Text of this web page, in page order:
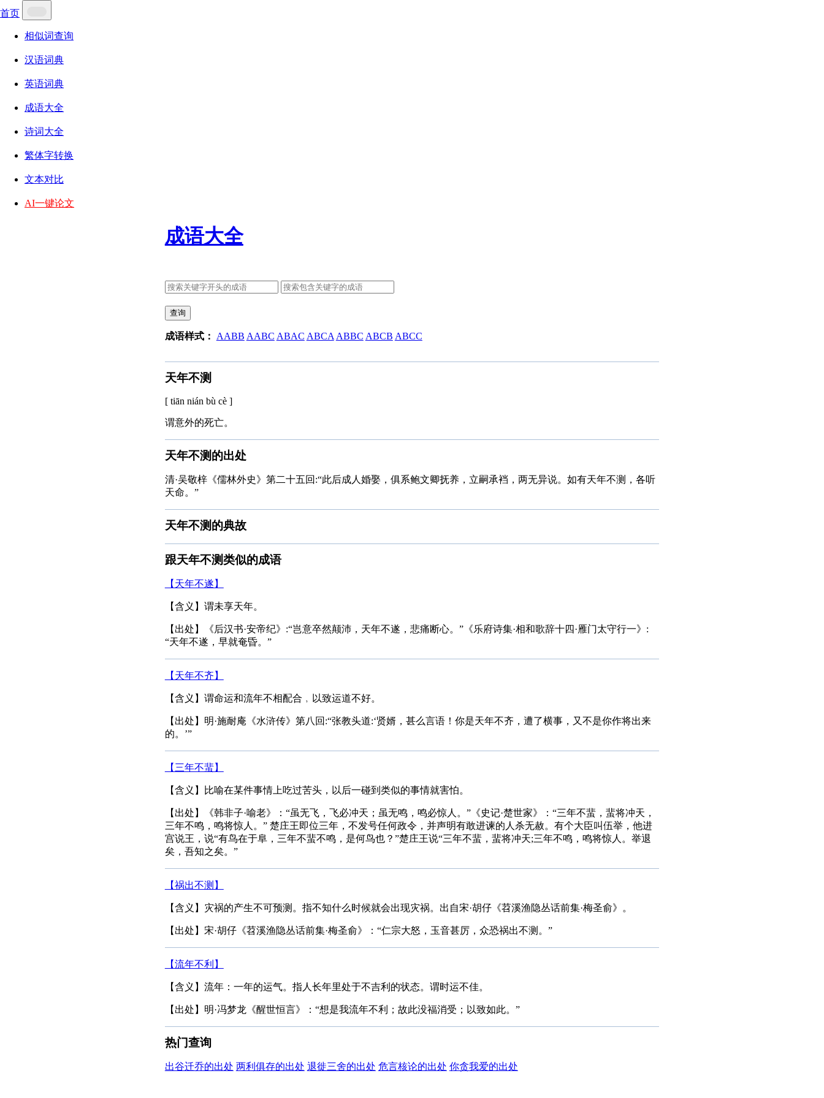
首页
相似词查询
汉语词典
英语词典
成语大全
诗词大全
繁体字转换
文本对比
AI一键论文
成语大全
查询
成语样式： AABB AABC ABAC ABCAABBC ABCB ABCC
天年不测
[ tiān nián bù cè ]
谓意外的死亡。
天年不测的出处
清·吴敬梓《儒林外史》第二十五回:“此后成人婚娶，俱系鲍文卿抚养，立嗣承裆，两无异说。如有天年不测，各听
天命。”
天年不测的典故
跟天年不测类似的成语
【天年不遂】
【含义】谓未享天年。
【出处】《后汉书·安帝纪》:“岂意卒然颠沛，天年不遂，悲痛断心。”《乐府诗集·相和歌辞十四·雁门太守行一》:
“天年不遂，早就奄昏。”
【天年不齐】
【含义】谓命运和流年不相配合﹐以致运道不好。
【出处】明·施耐庵《水浒传》第八回:“张教头道:‘贤婿，甚么言语！你是天年不齐，遭了横事，又不是你作将出来
的。’”
【三年不蜚】
【含义】比喻在某件事情上吃过苦头，以后一碰到类似的事情就害怕。
【出处】《韩非子·喻老》：“虽无飞，飞必冲天；虽无鸣，鸣必惊人。”《史记·楚世家》：“三年不蜚，蜚将冲天，
三年不鸣，鸣将惊人。” 楚庄王即位三年，不发号任何政令，并声明有敢进谏的人杀无赦。有个大臣叫伍举，他进
宫说王，说“有鸟在于阜，三年不蜚不鸣，是何鸟也？”楚庄王说“三年不蜚，蜚将冲天;三年不鸣，鸣将惊人。举退
矣，吾知之矣。”
【祸出不测】
【含义】灾祸的产生不可预测。指不知什么时候就会出现灾祸。出自宋·胡仔《苕溪渔隐丛话前集·梅圣俞》。
【出处】宋·胡仔《苕溪渔隐丛话前集·梅圣俞》：“仁宗大怒，玉音甚厉，众恐祸出不测。”
【流年不利】
【含义】流年：一年的运气。指人长年里处于不吉利的状态。谓时运不佳。
【出处】明·冯梦龙《醒世恒言》：“想是我流年不利；故此没福消受；以致如此。”
热门查询
出谷迁乔的出处 两利俱存的出处 退徙三舍的出处 危言核论的出处 你贪我爱的出处